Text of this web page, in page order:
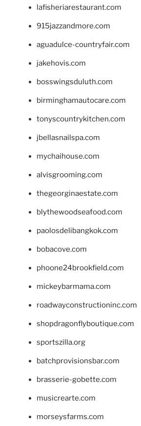
lafisheriarestaurant.com
915jazzandmore.com
aguadulce-countryfair.com
jakehovis.com
bosswingsduluth.com
birminghamautocare.com
tonyscountrykitchen.com
jbellasnailspa.com
mychaihouse.com
alvisgrooming.com
thegeorginaestate.com
blythewoodseafood.com
paolosdelibangkok.com
bobacove.com
phoone24brookfield.com
mickeybarmama.com
roadwayconstructioninc.com
shopdragonflyboutique.com
sportszilla.org
batchprovisionsbar.com
brasserie-gobette.com
musicrearte.com
morseysfarms.com